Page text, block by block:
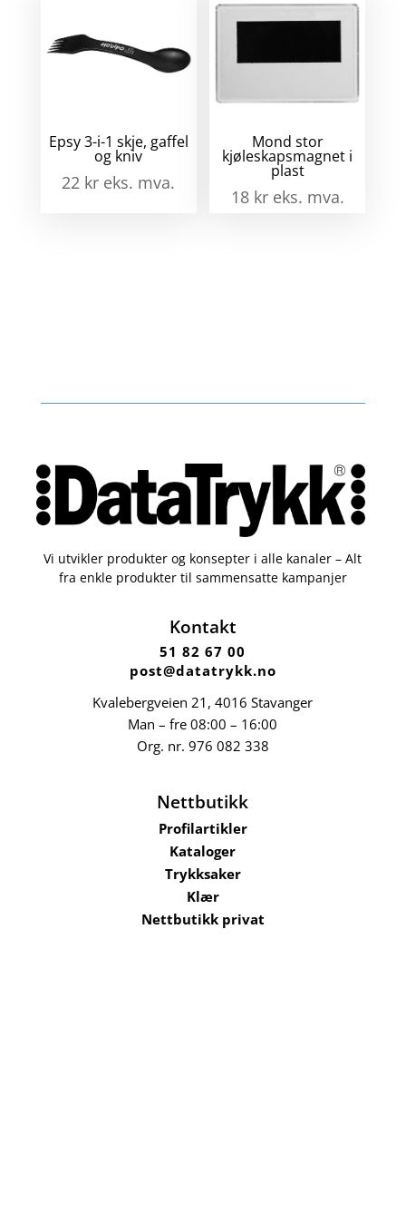
Epsy 3-i-1 skje, gaffel
og kniv
22 kr eks. mva.
Mond stor
kjøleskapsmagnet i
plast
18 kr eks. mva.
Vi utvikler produkter og konsepter i alle kanaler – Alt
fra enkle produkter til sammensatte kampanjer
Kontakt
51 82 67 00
post@datatrykk.no
Kvalebergveien 21 , 4016 Stavanger
Man – fre 08:00 – 16:00
Org. nr. 976 082 338
Nettbutikk
Profilartikler
Kataloger
Trykksaker
Klær
Nettbutikk privat